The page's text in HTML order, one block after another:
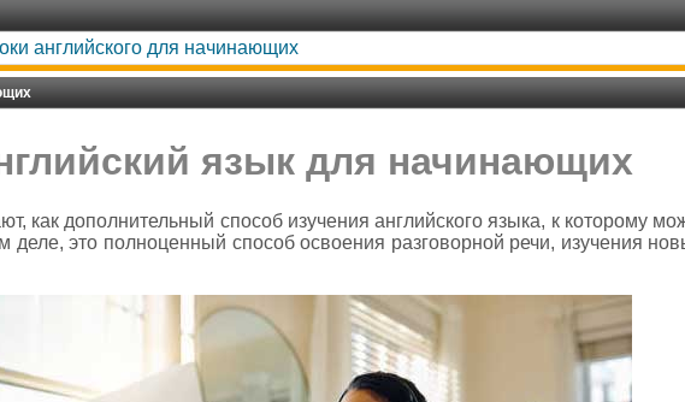
английского для начинающих
язык для начинающих
как дополнительный способ изучения английского языка, к которому
это полноценный способ освоения разговорной речи, изучения